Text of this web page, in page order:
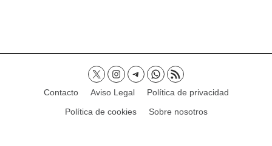
Contacto Aviso Legal
Política de privacidad
Política de cookies
Sobre nosotros